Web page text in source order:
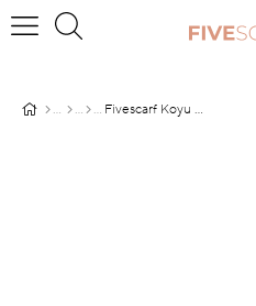
Fivescarf Koyu Somon Yonca Desen Soft Cotton Eşarp